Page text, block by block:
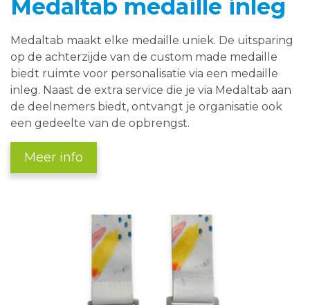
Medaltab medaille inleg
Medaltab maakt elke medaille uniek. De uitsparing
op de achterzijde van de custom made medaille
biedt ruimte voor personalisatie via een medaille
inleg. Naast de extra service die je via Medaltab aan
de deelnemers biedt, ontvangt je organisatie ook
een gedeelte van de opbrengst.
Meer info